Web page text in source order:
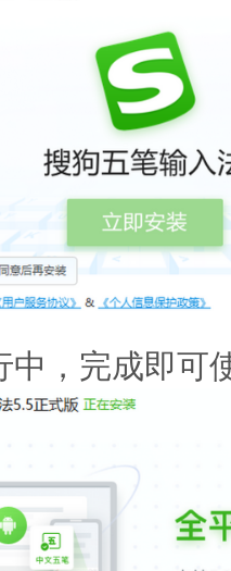
，完成即可